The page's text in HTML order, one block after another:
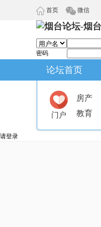
首页 微信
密码
论坛首页
门户
房产
教育
请登录